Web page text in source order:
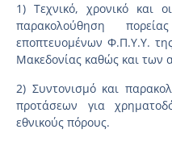
1) Τεχνικό, χρονικό και
παρακολούθηση
εποπτευομένων Φ.Π.Υ.Υ.
Μακεδονίας καθώς και των
2) Συντονισμό και
προτάσεων για
εθνικούς πόρους.